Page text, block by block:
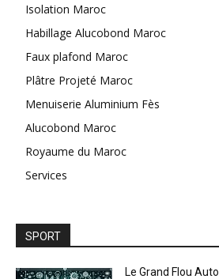
Isolation Maroc
Habillage Alucobond Maroc
Faux plafond Maroc
Plâtre Projeté Maroc
Menuiserie Aluminium Fès
Alucobond Maroc
Royaume du Maroc
Services
SPORT
Le Grand Flou